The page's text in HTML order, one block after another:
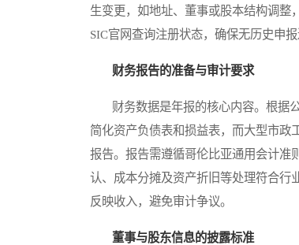
生变更，如地址、董事或股本结构调整
SIC官网查询注册状态，确保无历史申
财务报告的准备与审计要求
财务数据是年报的核心内容。根据公
简化资产负债表和损益表，而大型市政
报告。报告需遵循哥伦比亚通用会计准
认、成本分摊及资产折旧等处理符合行
反映收入，避免审计争议。
董事与股东信息的披露标准